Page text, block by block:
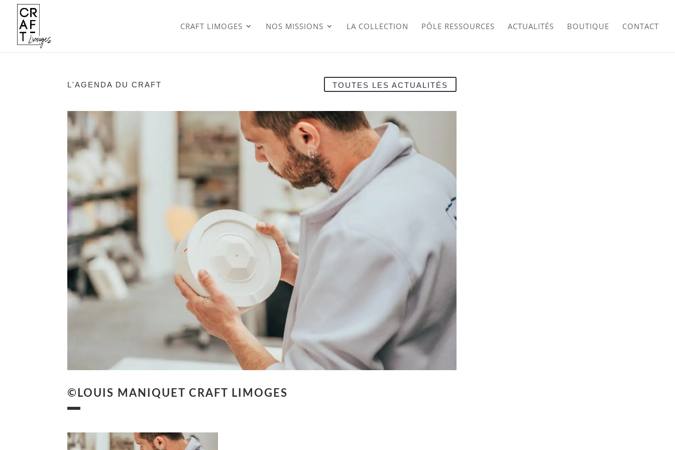
CRAFT LIMOGES NOS MISSIONS LA COLLECTION PÔLE RESSOURCES ACTUALITÉS BOUTIQUE CONTACT
L'AGENDA DU CRAFT TOUTES LES ACTUALITÉS
©LOUIS MANIQUET CRAFT LIMOGES